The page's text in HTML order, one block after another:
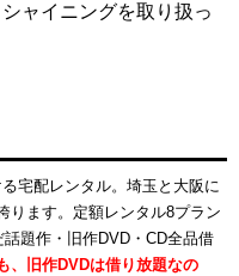
ャイニングを取り扱っ
宅配レンタル。埼玉と大阪に
ります。定額レンタル8プラン
題作・旧作DVD・CD全品借
、旧作DVDは借り放題なの